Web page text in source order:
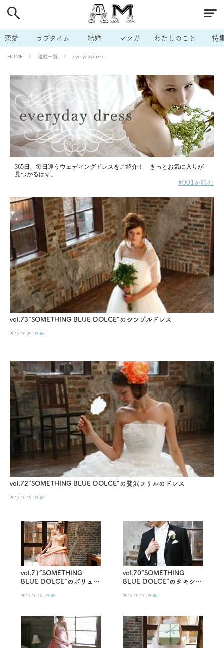
恋愛 ラブタイム 結婚 マンガ わたしのこと 特
HOME 連載一覧 everydaydress
365日、毎日違うウェディングドレスをご紹介！ きっとお気に入りが
見つかるはず。
#001を読む
vol.73”SOMETHING BLUE DOLCE”のシンプルドレス
2012.10.20 | #066
vol.72”SOMETHING BLUE DOLCE”の贅沢フリルのドレス
2012.10.19 | #067
vol.71”SOMETHING
BLUE DOLCE”のボリュー
2012.10.18 | #068
vol.70”SOMETHING
BLUE DOLCE”のタキシー
2012.10.17 | #069
# 男の本音 # セフレ
# 不倫 # 出会う方法 # マッチングアプリ
# ラブグッズ
# 恋愛相談 # モテテク # セフレから本命へ
# 結婚したい # セフレがほしい # 夫婦の悩み
# おもしろライフ